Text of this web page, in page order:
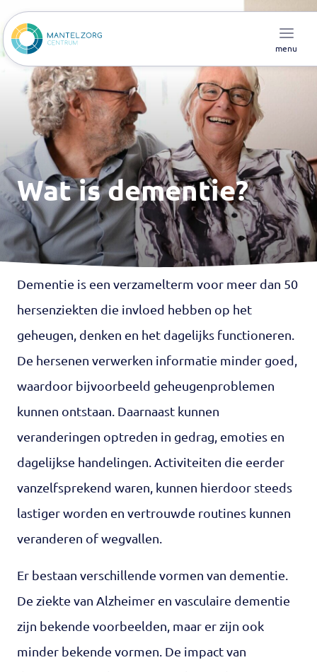
menu
Wat is dementie?
Dementie is een verzamelterm voor meer dan 50
hersenziekten die invloed hebben op het
geheugen, denken en het dagelijks functioneren.
De hersenen verwerken informatie minder goed,
waardoor bijvoorbeeld geheugenproblemen
kunnen ontstaan. Daarnaast kunnen
veranderingen optreden in gedrag, emoties en
dagelijkse handelingen. Activiteiten die eerder
vanzelfsprekend waren, kunnen hierdoor steeds
lastiger worden en vertrouwde routines kunnen
veranderen of wegvallen.
Er bestaan verschillende vormen van dementie.
De ziekte van Alzheimer en vasculaire dementie
zijn bekende voorbeelden, maar er zijn ook
minder bekende vormen. De impact van